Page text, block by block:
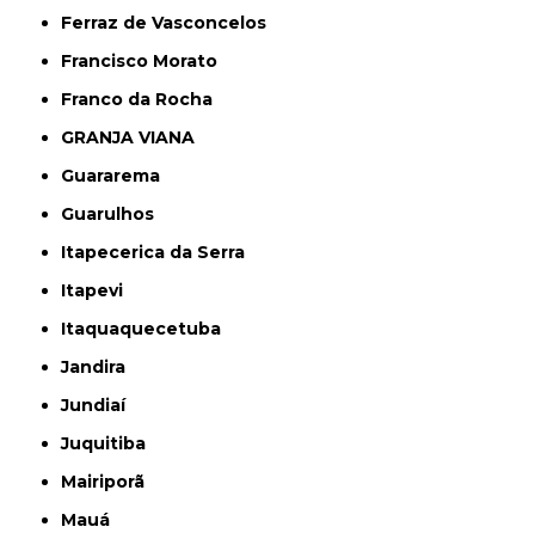
Ferraz de Vasconcelos
Francisco Morato
Franco da Rocha
GRANJA VIANA
Guararema
Guarulhos
Itapecerica da Serra
Itapevi
Itaquaquecetuba
Jandira
Jundiaí
Juquitiba
Mairiporã
Mauá